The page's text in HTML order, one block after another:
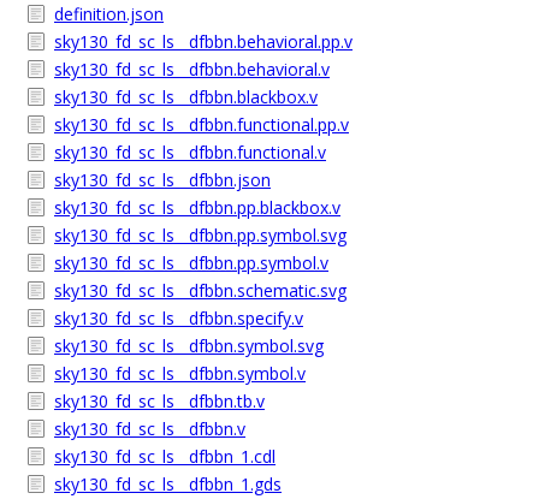
definition.json
sky130_fd_sc_ls__dfbbn.behavioral.pp.v
sky130_fd_sc_ls__dfbbn.behavioral.v
sky130_fd_sc_ls__dfbbn.blackbox.v
sky130_fd_sc_ls__dfbbn.functional.pp.v
sky130_fd_sc_ls__dfbbn.functional.v
sky130_fd_sc_ls__dfbbn.json
sky130_fd_sc_ls__dfbbn.pp.blackbox.v
sky130_fd_sc_ls__dfbbn.pp.symbol.svg
sky130_fd_sc_ls__dfbbn.pp.symbol.v
sky130_fd_sc_ls__dfbbn.schematic.svg
sky130_fd_sc_ls__dfbbn.specify.v
sky130_fd_sc_ls__dfbbn.symbol.svg
sky130_fd_sc_ls__dfbbn.symbol.v
sky130_fd_sc_ls__dfbbn.tb.v
sky130_fd_sc_ls__dfbbn.v
sky130_fd_sc_ls__dfbbn_1.cdl
sky130_fd_sc_ls__dfbbn_1.gds